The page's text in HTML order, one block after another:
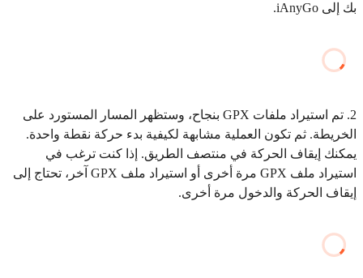
بك إلى iAnyGo.
2. تم استيراد ملفات GPX بنجاح، وستظهر المسار المستورد على
الخريطة. ثم تكون العملية مشابهة لكيفية بدء حركة نقطة واحدة.
يمكنك إيقاف الحركة في منتصف الطريق. إذا كنت ترغب في
استيراد ملف GPX مرة أخرى أو استيراد ملف GPX آخر، تحتاج إلى
إيقاف الحركة والدخول مرة أخرى.